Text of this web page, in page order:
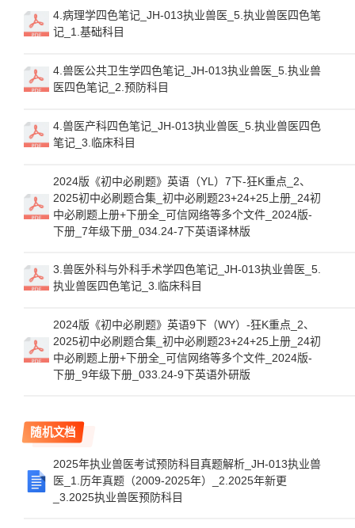
4.病理学四色笔记_JH-013执业兽医_5.执业兽医四色笔
记_1.基础科目
4.兽医公共卫生学四色笔记_JH-013执业兽医_5.执业兽
医四色笔记_2.预防科目
4.兽医产科四色笔记_JH-013执业兽医_5.执业兽医四色
笔记_3.临床科目
2024版《初中必刷题》英语（YL）7下-狂K重点_2、
2025初中必刷题合集_初中必刷题23+24+25上册_24初
中必刷题上册+下册全_可信网络等多个文件_2024版-
下册_7年级下册_034.24-7下英语译林版
3.兽医外科与外科手术学四色笔记_JH-013执业兽医_5.
执业兽医四色笔记_3.临床科目
2024版《初中必刷题》英语9下（WY）-狂K重点_2、
2025初中必刷题合集_初中必刷题23+24+25上册_24初
中必刷题上册+下册全_可信网络等多个文件_2024版-
下册_9年级下册_033.24-9下英语外研版
随机文档
2025年执业兽医考试预防科目真题解析_JH-013执业兽
医_1.历年真题（2009-2025年）_2.2025年新更
_3.2025执业兽医预防科目